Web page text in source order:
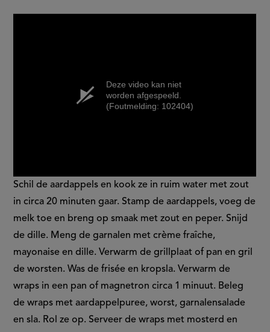
Deze video kan niet
worden afgespeeld.
(Foutmelding: 102404)
Schil de aardappels en kook ze in ruim water met zout
in circa 20 minuten gaar. Stamp de aardappels, voeg de
melk toe en breng op smaak met zout en peper. Snijd
de dille. Meng de garnalen met crème fraîche,
mayonaise en dille. Verwarm de grillplaat of pan en gril
de worsten. Was de frisée en kropsla. Verwarm de
wraps in een pan of magnetron circa 1 minuut. Beleg
de wraps met aardappelpuree, worst, garnalensalade
en sla. Rol ze op. Serveer de wraps met mosterd en